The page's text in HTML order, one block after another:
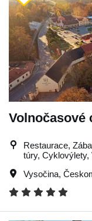
Volnočasové
Restaurace,
túry, Cyklovýlety,
Vysočina,